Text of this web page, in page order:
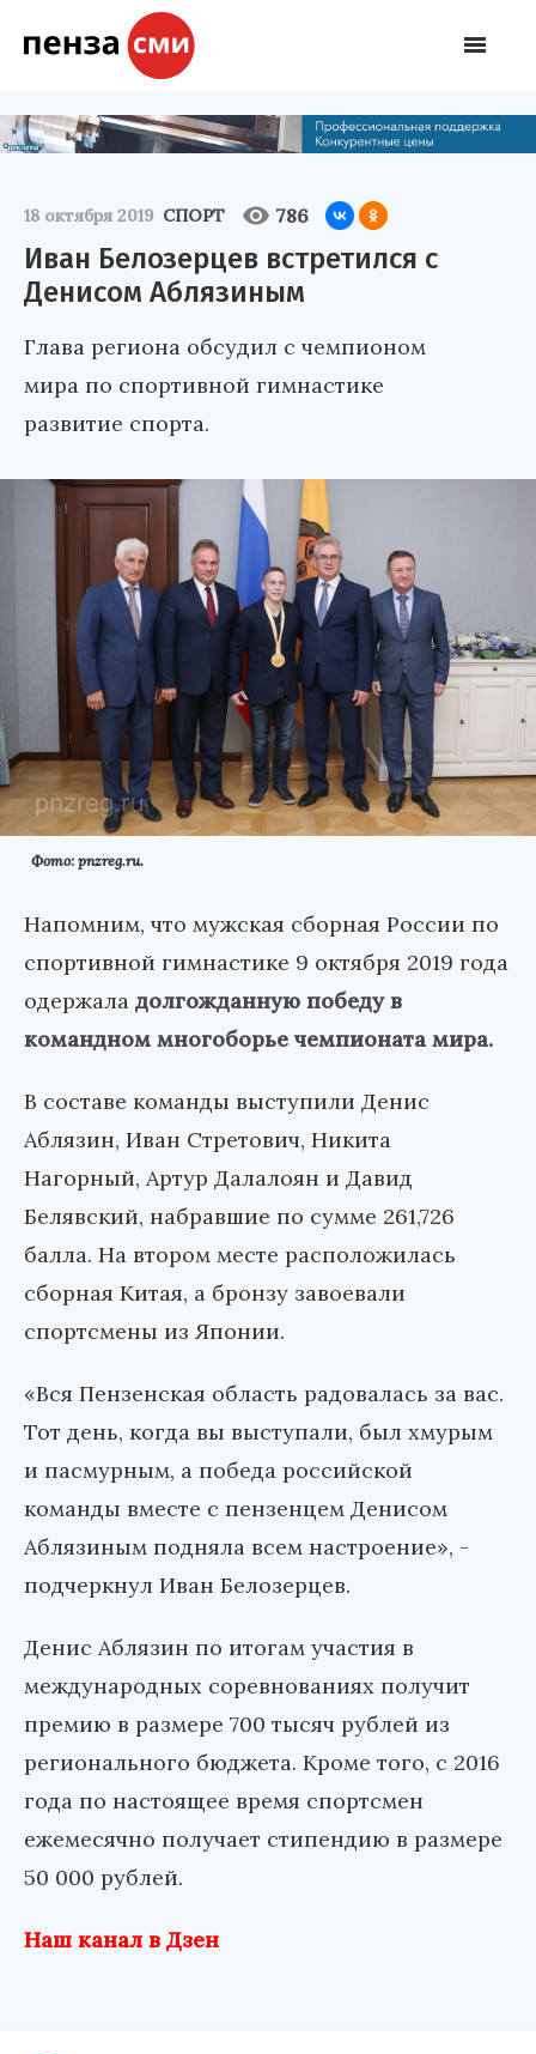
18 октября 2019 СПОРТ 786
Иван Белозерцев встретился с
Денисом Аблязиным
Глава региона обсудил с чемпионом
мира по спортивной гимнастике
развитие спорта.
Фото: pnzreg.ru.
Напомним, что мужская сборная России по
спортивной гимнастике 9 октября 2019 года
одержала долгожданную победу в
командном многоборье чемпионата мира.
В составе команды выступили Денис
Аблязин, Иван Стретович, Никита
Нагорный, Артур Далалоян и Давид
Белявский, набравшие по сумме 261,726
балла. На втором месте расположилась
сборная Китая, а бронзу завоевали
спортсмены из Японии.
«Вся Пензенская область радовалась за вас.
Тот день, когда вы выступали, был хмурым
и пасмурным, а победа российской
команды вместе с пензенцем Денисом
Аблязиным подняла всем настроение», -
подчеркнул Иван Белозерцев.
Денис Аблязин по итогам участия в
международных соревнованиях получит
премию в размере 700 тысяч рублей из
регионального бюджета. Кроме того, с 2016
года по настоящее время спортсмен
ежемесячно получает стипендию в размере
50 000 рублей.
Наш канал в Дзен